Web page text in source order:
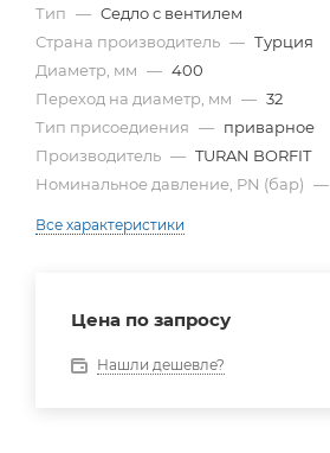
Тип — Cедло с вентилем
Страна производитель — Турция
Диаметр, мм — 400
Переход на диаметр, мм — 32
Тип присоедиения — приварное
Производитель — TURAN BORFIT
Номинальное давление, PN (бар) —
Все характеристики
Цена по запросу
Нашли дешевле?